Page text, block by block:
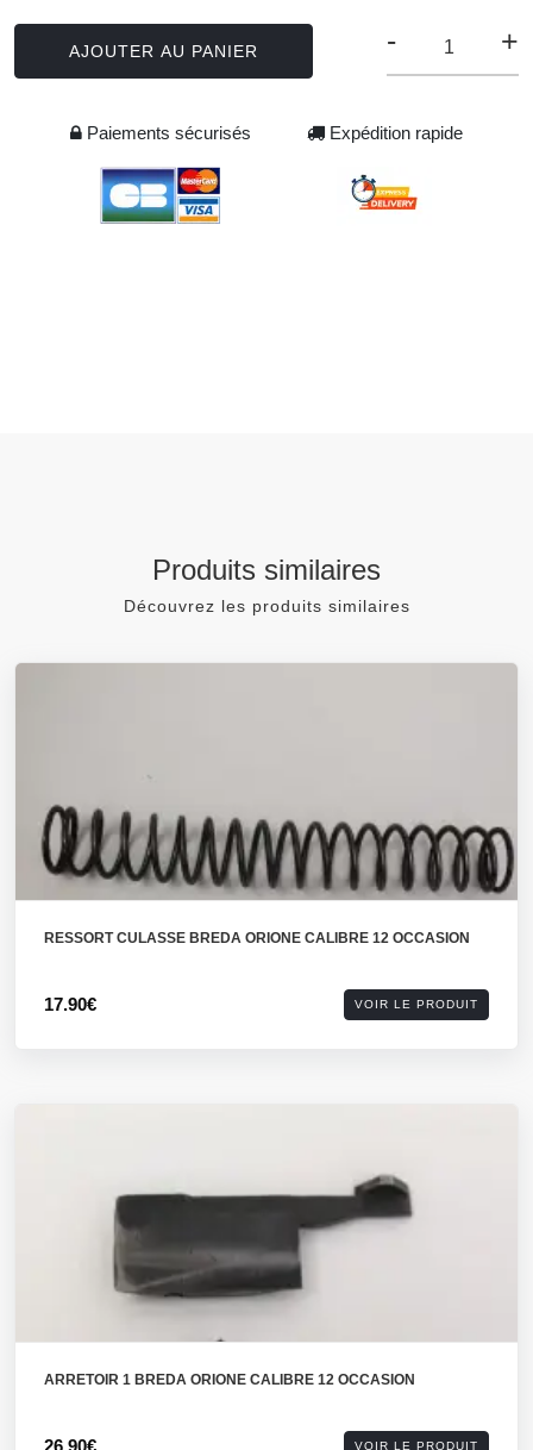
AJOUTER AU PANIER - +
Paiements sécurisés Expédition rapide
Produits similaires
Découvrez les produits similaires
RESSORT CULASSE BREDA ORIONE CALIBRE 12 OCCASION
17.90€ VOIR LE PRODUIT
ARRETOIR 1 BREDA ORIONE CALIBRE 12 OCCASION
26.90€ VOIR LE PRODUIT